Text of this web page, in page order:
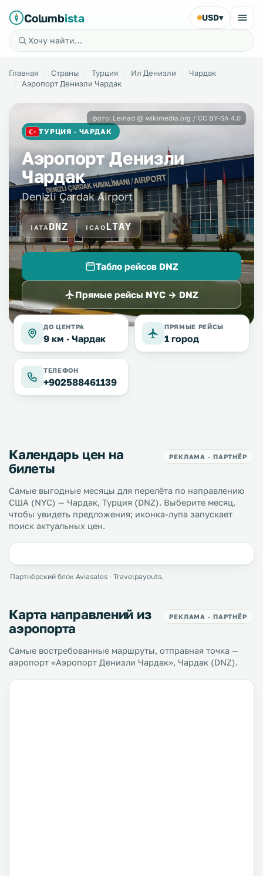
Columbista USD▾
Главная Страны Турция Ил Денизли
Чардак
Аэропорт Денизли Чардак
ТУРЦИЯ · ЧАРДАК
Аэропорт Денизли
Чардак
Denizli Çardak Airport
IATADNZ ICAOLTAY
Табло рейсов DNZ
Прямые рейсы NYC → DNZ
фото: Leinad @ wikimedia.org / CC BY-SA 4.0
ДО ЦЕНТРА
9 км · Чардак
ПРЯМЫЕ РЕЙСЫ
1 город
ТЕЛЕФОН
+902588461139
Календарь цен на
билеты
РЕКЛАМА · ПАРТНЁР
Самые выгодные месяцы для перелёта по направлению
США (NYC) — Чардак, Турция (DNZ). Выберите месяц,
чтобы увидеть предложения; иконка-лупа запускает
поиск актуальных цен.
Партнёрский блок Aviasales · Travelpayouts.
Карта направлений из
аэропорта
РЕКЛАМА · ПАРТНЁР
Самые востребованные маршруты, отправная точка —
аэропорт «Аэропорт Денизли Чардак», Чардак (DNZ).